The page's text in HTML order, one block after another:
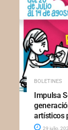
BOLETINES
Impulsa
artísticos
29 julio,